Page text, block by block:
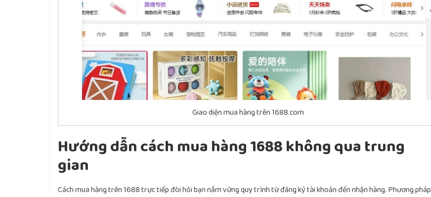
Giao diện mua hàng trên 1688.com
Hướng dẫn cách mua hàng 1688 không qua trung
gian
Cách mua hàng trên 1688 trực tiếp đòi hỏi bạn nắm vững quy trình từ đăng ký tài khoản đến nhận hàng. Phương pháp